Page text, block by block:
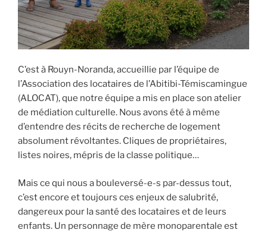
C’est à Rouyn-Noranda, accueillie par l’équipe de
l’Association des locataires de l’Abitibi-Témiscamingue
(ALOCAT), que notre équipe a mis en place son atelier
de médiation culturelle. Nous avons été à même
d’entendre des récits de recherche de logement
absolument révoltantes. Cliques de propriétaires,
listes noires, mépris de la classe politique…
Mais ce qui nous a bouleversé-e-s par-dessus tout,
c’est encore et toujours ces enjeux de salubrité,
dangereux pour la santé des locataires et de leurs
enfants. Un personnage de mère monoparentale est